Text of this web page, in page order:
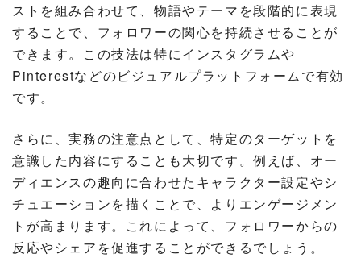
ストを組み合わせて、物語やテーマを段階的に表現
することで、フォロワーの関心を持続させることが
できます。この技法は特にインスタグラムや
Pinterestなどのビジュアルプラットフォームで有効
です。
さらに、実務の注意点として、特定のターゲットを
意識した内容にすることも大切です。例えば、オー
ディエンスの趣向に合わせたキャラクター設定やシ
チュエーションを描くことで、よりエンゲージメン
トが高まります。これによって、フォロワーからの
反応やシェアを促進することができるでしょう。